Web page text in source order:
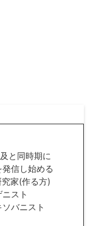
と同時期に
信し始める
家(作る方)
スト
バニスト